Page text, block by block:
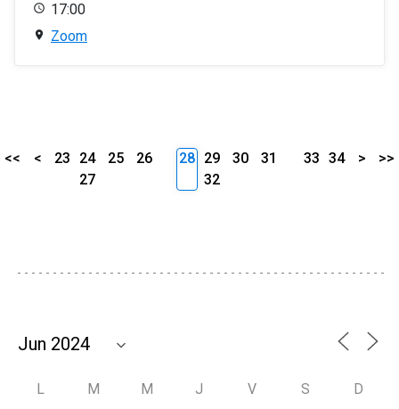
17:00
Zoom
<< < 23 24 25
26
27
28 29 30
31
32
33 34 > >>
L M M J V S D